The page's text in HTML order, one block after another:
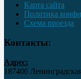
Карта сайта
Политика
Схема проезда
Контакты:
Адрес:
187406